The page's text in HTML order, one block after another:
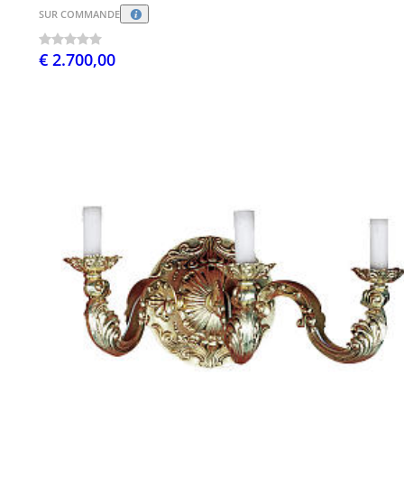
SUR COMMANDE
€ 2.700,00